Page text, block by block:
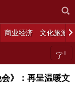
商业经济 文化旅游
字+
》：再呈温暖文